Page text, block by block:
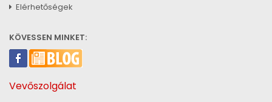
Elérhetőségek
KÖVESSEN MINKET:
Vevőszolgálat